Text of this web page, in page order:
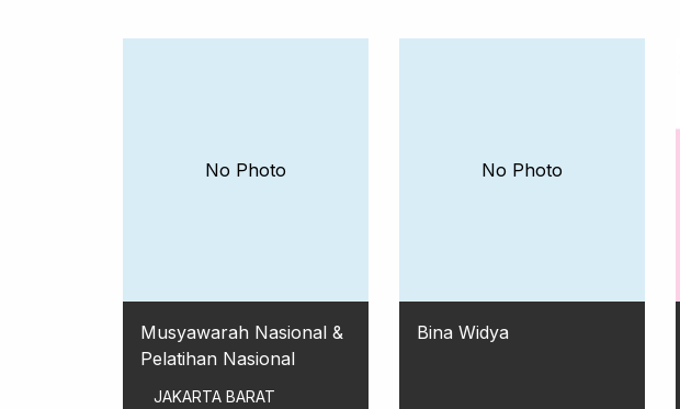
No Photo
Musyawarah Nasional &
Pelatihan Nasional
JAKARTA BARAT
No Photo
Bina Widya